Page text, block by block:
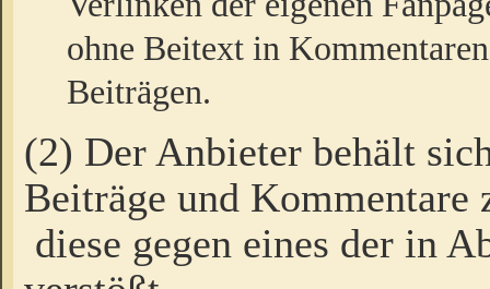
ohne Beitext in
Beiträgen.
(2) Der Anbieter behält
Beiträge und Kommentare
diese gegen eines der in